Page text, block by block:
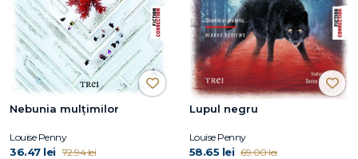
Nebunia mulțimilor
Louise Penny
36.47 lei 72.94 lei
Lupul negru
Louise Penny
58.65 lei 69.00 lei